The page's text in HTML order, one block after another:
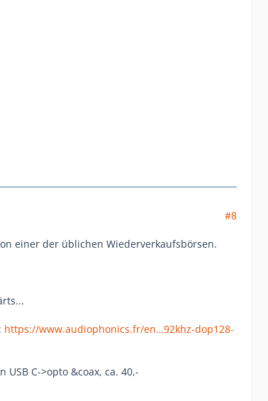
#8
einer der üblichen Wiederverkaufsbörsen.
https://www.audiophonics.fr/en…92khz-dop128-
USB C->opto &coax, ca. 40,-